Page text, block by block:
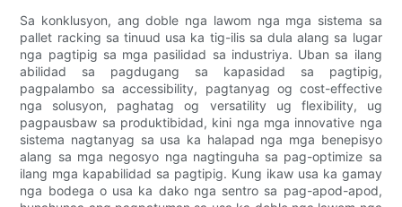
Sa konklusyon, ang doble nga lawom nga mga sistema sa
pallet racking sa tinuud usa ka tig-ilis sa dula alang sa lugar
nga pagtipig sa mga pasilidad sa industriya. Uban sa ilang
abilidad sa pagdugang sa kapasidad sa pagtipig,
pagpalambo sa accessibility, pagtanyag og cost-effective
nga solusyon, paghatag og versatility ug flexibility, ug
pagpausbaw sa produktibidad, kini nga mga innovative nga
sistema nagtanyag sa usa ka halapad nga mga benepisyo
alang sa mga negosyo nga nagtinguha sa pag-optimize sa
ilang mga kapabilidad sa pagtipig. Kung ikaw usa ka gamay
nga bodega o usa ka dako nga sentro sa pag-apod-apod,